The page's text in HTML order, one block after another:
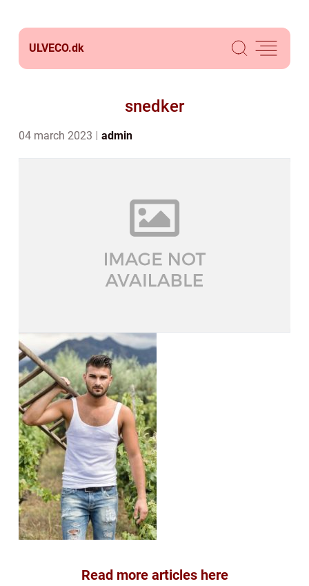
ULVECO.dk
snedker
04 march 2023 admin
Read more articles here